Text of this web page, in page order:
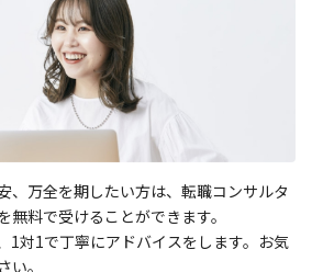
、万全を期したい方は、転職コンサルタ
無料で受けることができます。
1対1で丁寧にアドバイスをします。お気
。